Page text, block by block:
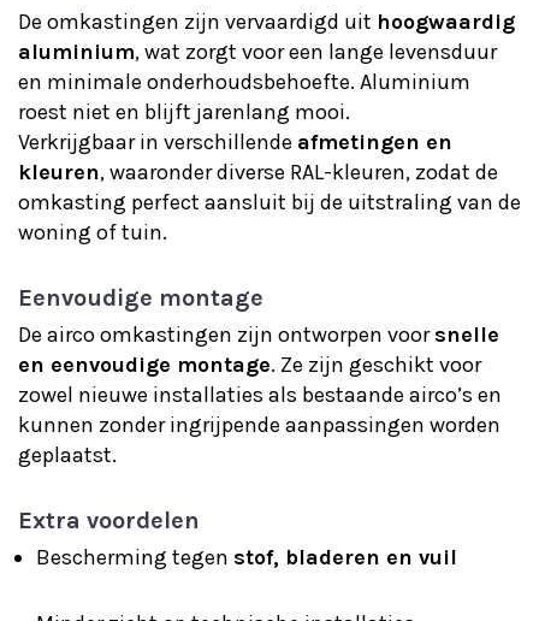
De omkastingen zijn vervaardigd uit hoogwaardig
aluminium, wat zorgt voor een lange levensduur
en minimale onderhoudsbehoefte. Aluminium
roest niet en blijft jarenlang mooi.
Verkrijgbaar in verschillende afmetingen en
kleuren, waaronder diverse RAL-kleuren, zodat de
omkasting perfect aansluit bij de uitstraling van de
woning of tuin.
Eenvoudige montage
De airco omkastingen zijn ontworpen voorsnelle
en eenvoudige montage. Ze zijn geschikt voor
zowel nieuwe installaties als bestaande airco’s en
kunnen zonder ingrijpende aanpassingen worden
geplaatst.
Extra voordelen
Bescherming tegen stof, bladeren en vuil